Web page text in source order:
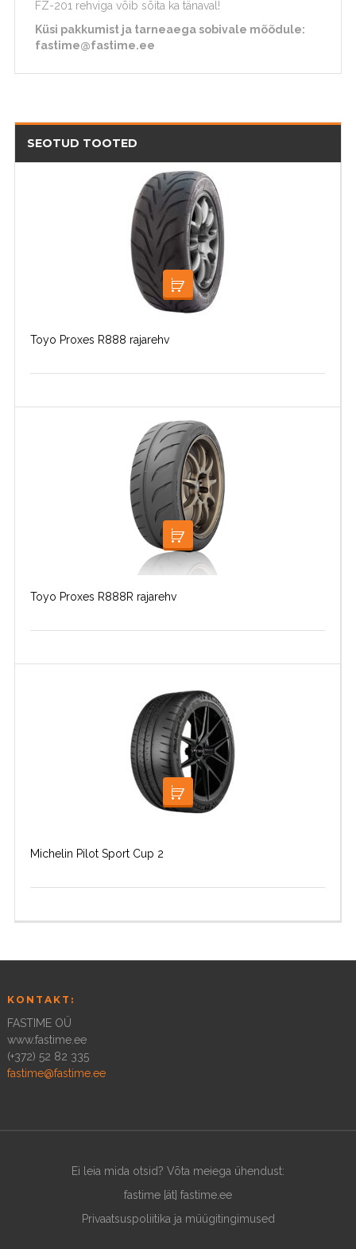
FZ-201 rehviga võib sõita ka tänaval!
Küsi pakkumist ja tarneaega sobivale mõõdule:
fastime@fastime.ee
SEOTUD TOOTED
LOE EDASI
Toyo Proxes R888 rajarehv
LOE EDASI
Toyo Proxes R888R rajarehv
LOE EDASI
Michelin Pilot Sport Cup 2
KONTAKT:
FASTIME OÜ
www.fastime.ee
(+372) 52 82 335
fastime@fastime.ee
Ei leia mida otsid? Võta meiega ühendust:
fastime [ät] fastime.ee
Privaatsuspoliitika ja müügitingimused